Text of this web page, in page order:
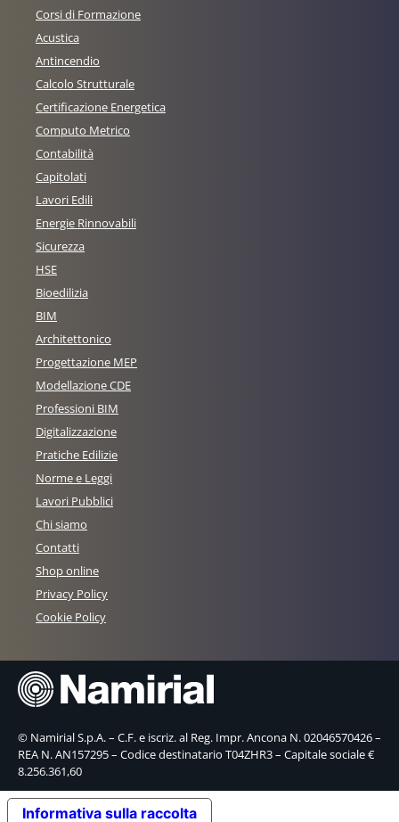
Corsi di Formazione
Acustica
Antincendio
Calcolo Strutturale
Certificazione Energetica
Computo Metrico
Contabilità
Capitolati
Lavori Edili
Energie Rinnovabili
Sicurezza
HSE
Bioedilizia
BIM
Architettonico
Progettazione MEP
Modellazione CDE
Professioni BIM
Digitalizzazione
Pratiche Edilizie
Norme e Leggi
Lavori Pubblici
Chi siamo
Contatti
Shop online
Privacy Policy
Cookie Policy
© Namirial S.p.A. – C.F. e iscriz. al Reg. Impr. Ancona N. 02046570426 –
REA N. AN157295 – Codice destinatario T04ZHR3 – Capitale sociale €
8.256.361,60
Informativa sulla raccolta